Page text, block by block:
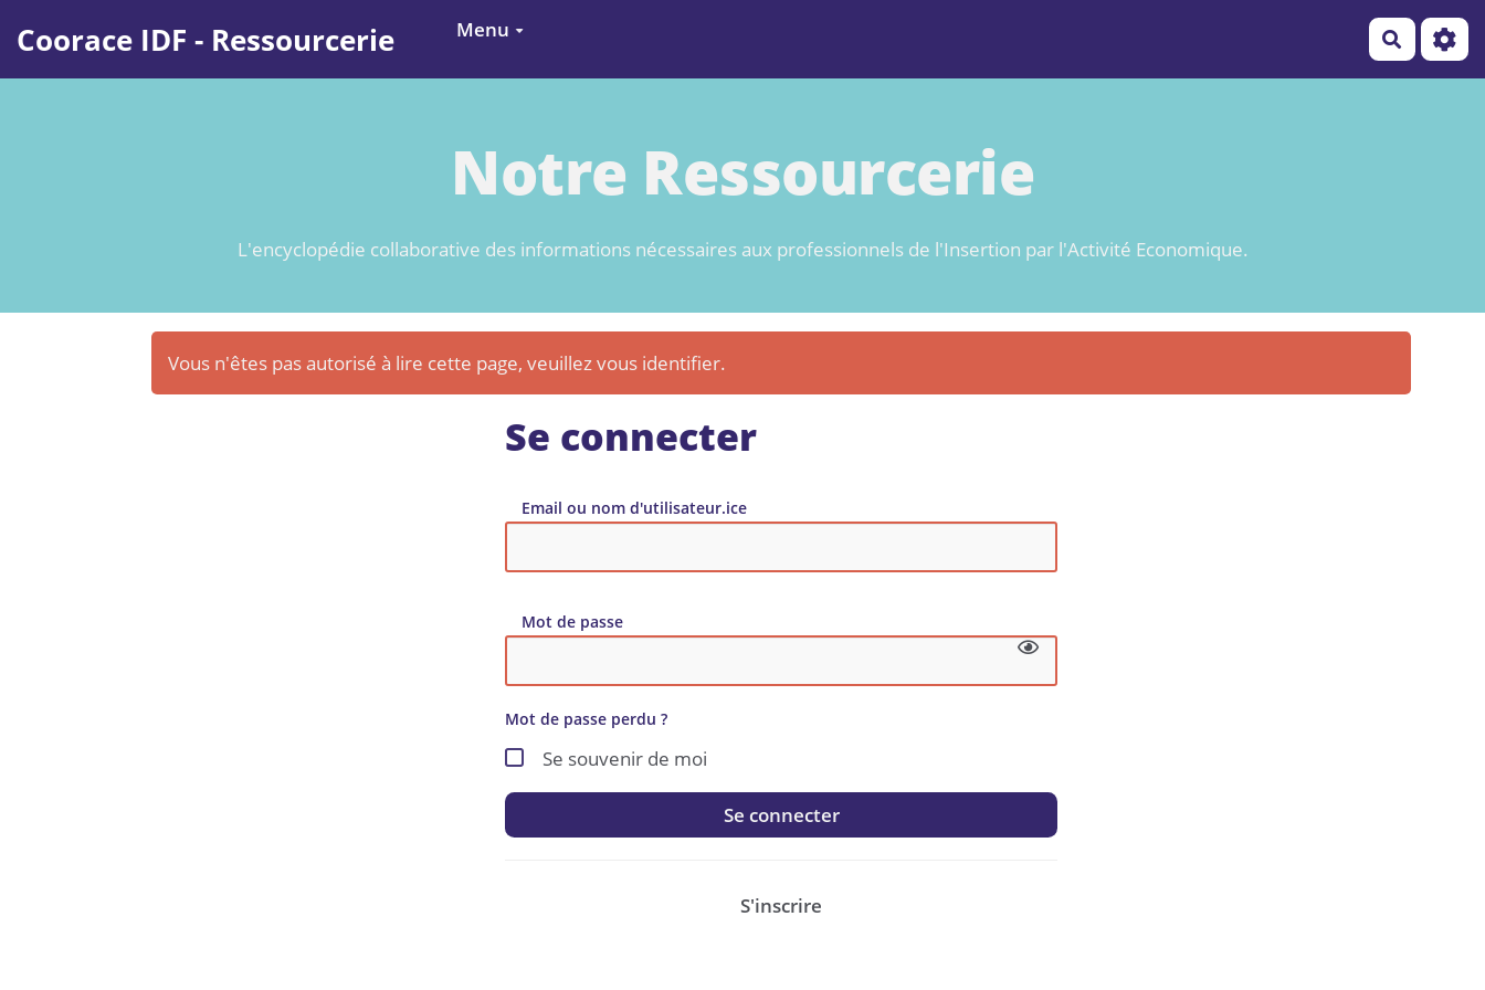
Aller au contenu principal
Coorace IDF - Ressourcerie Menu
Notre Ressourcerie
L'encyclopédie collaborative des informations nécessaires aux professionnels de l'Insertion par l'Activité Economique.
Vous n'êtes pas autorisé à lire cette page, veuillez vous identifier.
Se connecter
Email ou nom d'utilisateur.ice
Mot de passe
Mot de passe perdu ?
Se souvenir de moi
Se connecter
S'inscrire